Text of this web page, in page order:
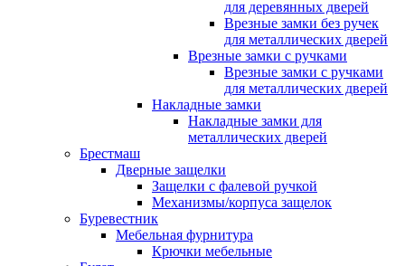
для деревянных дверей
Врезные замки без ручек
для металлических дверей
Врезные замки с ручками
Врезные замки с ручками
для металлических дверей
Накладные замки
Накладные замки для
металлических дверей
Брестмаш
Дверные защелки
Защелки с фалевой ручкой
Механизмы/корпуса защелок
Буревестник
Мебельная фурнитура
Крючки мебельные